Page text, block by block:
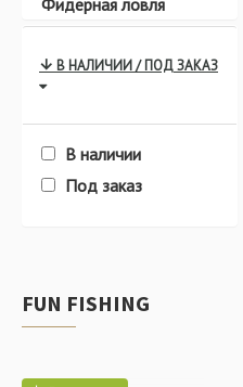
Фидерная ловля
Питание Тонущие
В НАЛИЧИИ / ПОД ЗАКАЗ
В наличии
Под заказ
FUN FISHING